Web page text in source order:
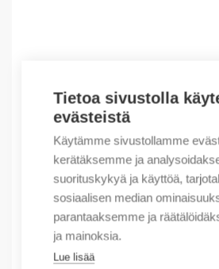
Tietoa sivustolla
evästeistä
Käytämme sivustollamme
kerätäksemme ja
suorituskykyä ja käyttöä,
sosiaalisen median
parantaaksemme ja
ja mainoksia.
Lue lisää
Outlet – Erikoishinnat
(X) Cable trough GF 60×30 A6/
1,31€/ myyntierä
Myyntierä sis. 48 kpl
Määrä
Määrä